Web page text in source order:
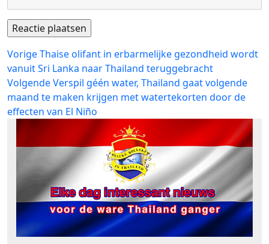
Bericht
navigatie
VorigeVorig
bericht:
Thaise olifant in erbarmelijke gezondheid wordt
vanuit Sri Lanka naar Thailand teruggebracht
VolgendeVolgend
bericht:
Verspil géén water, Thailand gaat volgende
maand te maken krijgen met watertekorten door de
effecten van El Niño